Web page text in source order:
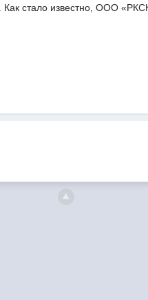
Как стало известно, ООО